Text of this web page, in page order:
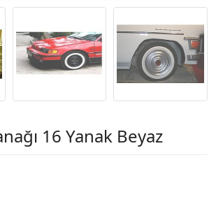
16 Yanak Beyaz